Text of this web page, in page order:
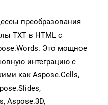
преобразования
TXT в HTML с
Это мощное
интеграцию с
как Aspose.Cells,
Aspose.3D,